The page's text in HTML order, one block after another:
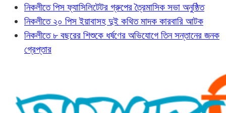
নিকলীতে পিস ফ্যাসিলিটেটর গ্রুপের ত্রৈমাসিক সভা অনুষ্ঠিত
নিকলীতে ২০ পিস ইয়াবাসহ দুই কথিত মাদক কারবারি আটক
নিকলীতে ৮ বছরের শিশুকে ধর্ষণের অভিযোগে তিন সন্তানের জনক
গ্রেপ্তার